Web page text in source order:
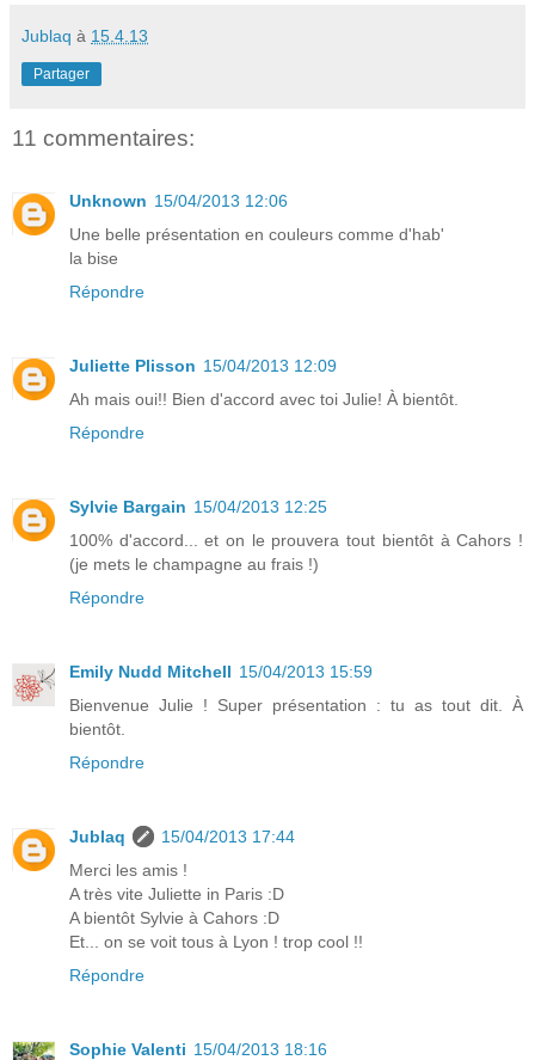
Jublaq à 15.4.13
Partager
11 commentaires:
Unknown 15/04/2013 12:06
Une belle présentation en couleurs comme d'hab'
la bise
Répondre
Juliette Plisson 15/04/2013 12:09
Ah mais oui!! Bien d'accord avec toi Julie! À bientôt.
Répondre
Sylvie Bargain 15/04/2013 12:25
100% d'accord... et on le prouvera tout bientôt à Cahors !
(je mets le champagne au frais !)
Répondre
Emily Nudd Mitchell 15/04/2013 15:59
Bienvenue Julie ! Super présentation : tu as tout dit. À
bientôt.
Répondre
Jublaq
15/04/2013 17:44
Merci les amis !
A très vite Juliette in Paris :D
A bientôt Sylvie à Cahors :D
Et... on se voit tous à Lyon ! trop cool !!
Répondre
Sophie Valenti 15/04/2013 18:16